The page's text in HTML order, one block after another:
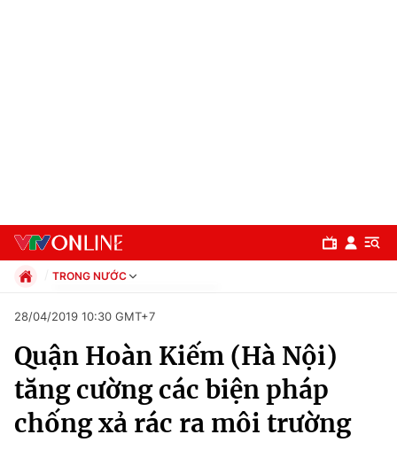
Chuyên mục
Chính trị
TRONG NƯỚC
Xã hội
Pháp luật
Thể thao
Truyền hình
Văn hóa - Giải trí
28/04/2019 10:30 GMT+7
Quận Hoàn Kiếm (Hà Nội)
tăng cường các biện pháp
chống xả rác ra môi trường